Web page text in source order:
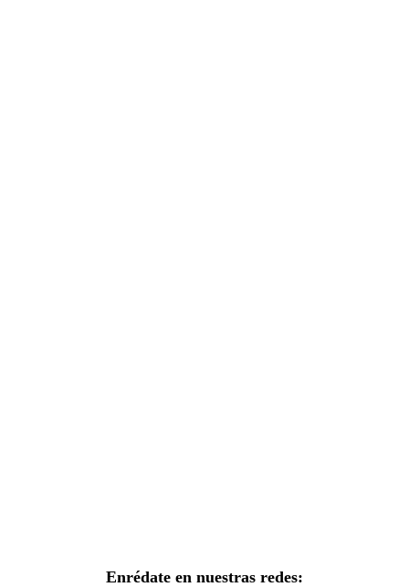
Enrédate en nuestras redes: